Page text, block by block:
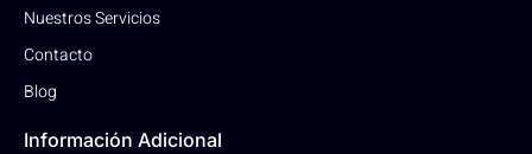
Nuestros Servicios
Contacto
Blog
Información Adicional